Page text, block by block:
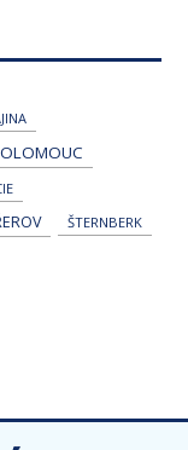
OLOMOUC
ŠTERNBERK